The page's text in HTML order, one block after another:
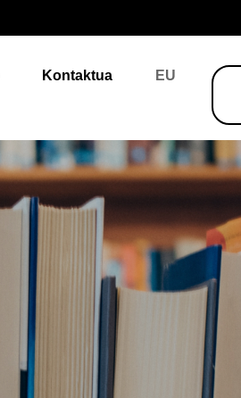
Kontaktua EU